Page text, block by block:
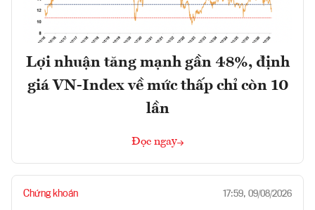
Lợi nhuận tăng mạnh gần 48%, định
giá VN-Index về mức thấp chỉ còn 10
lần
Đọc ngay
Chứng khoán 17:59, 09/08/2026